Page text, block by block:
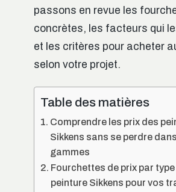
passons en revue les
concrètes, les facteurs qui
et les critères pour acheter
selon votre projet.
Table des matières
Comprendre les prix des
Sikkens sans se perdre
gammes
Fourchettes de prix par
peinture Sikkens pour vos